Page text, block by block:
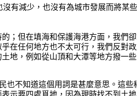
有減少，也沒有為城市發展而將某
；但在填海和保護海港方面，我們
在任何地方也不太可行，我們反對
地，例如從山頂和大潭等地方撥一
也不知道這個用詞是甚麼意思。這些
示要四處覓地，因為現時找不到土